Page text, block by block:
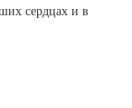
сердцах и в